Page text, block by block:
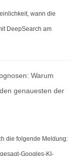
wann die
DeepSearch am
Warum
genauesten der
die folgende Meldung:
Googles-KI-